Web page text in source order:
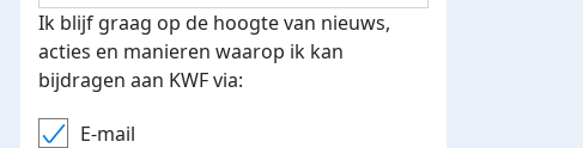
E-mails verstuurd
Bij 500 euro aan donaties ontvang
je je speciale KWF t-shirt!
Ik blijf graag op de hoogte van nieuws,
acties en manieren waarop ik kan
bijdragen aan KWF via:
E-mail